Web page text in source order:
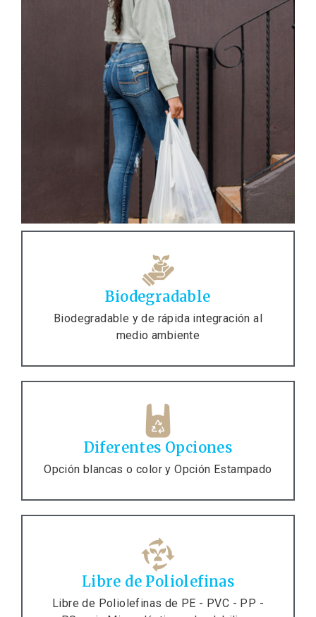
Biodegradable
Biodegradable y de rápida integración al
medio ambiente
Diferentes Opciones
Opción blancas o color y Opción Estampado
Libre de Poliolefinas
Libre de Poliolefinas de PE - PVC - PP -